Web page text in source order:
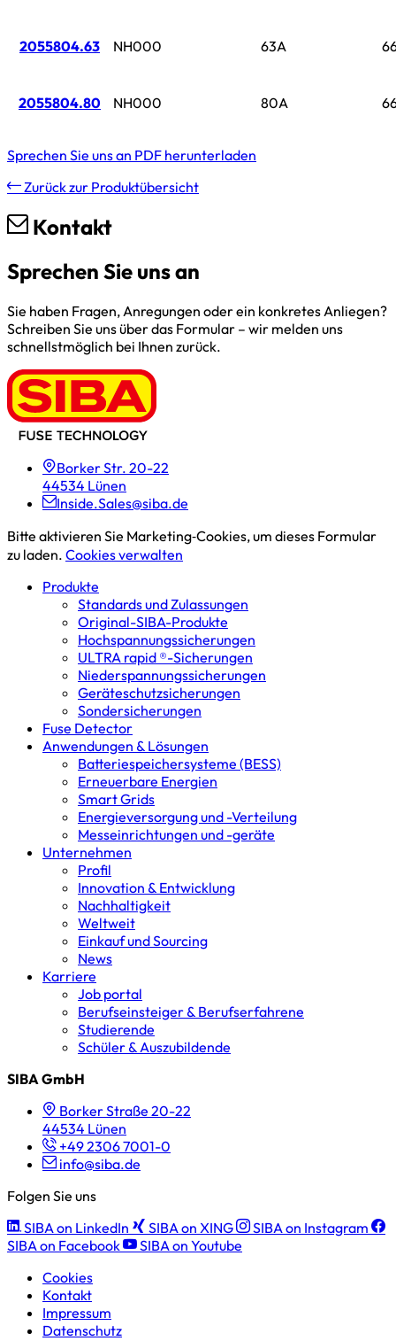
2055804.63 NH000 63A
2055804.80 NH000 80A
Sprechen Sie uns an PDF herunterladen
Zurück zur Produktübersicht
Kontakt
Sprechen Sie uns an
Sie haben Fragen, Anregungen oder ein konkretes Anliegen?
Schreiben Sie uns über das Formular – wir melden uns
schnellstmöglich bei Ihnen zurück.
Borker Str. 20-22
44534 Lünen
Inside.Sales@siba.de
Bitte aktivieren Sie Marketing‑Cookies, um dieses Formular
zu laden. Cookies verwalten
Produkte
Standards und Zulassungen
Original-SIBA-Produkte
Hochspannungs­sicherungen
ULTRA rapid ®-Sicherungen
Niederspannungs­sicherungen
Geräteschutz­sicherungen
Sondersicherungen
Fuse Detector
Anwendungen & Lösungen
Batterie­speicher­systeme (BESS)
Erneuerbare Energien
Smart Grids
Energieversorgung und -Verteilung
Messeinrichtungen und -geräte
Unternehmen
Profil
Innovation & Entwicklung
Nachhaltigkeit
Weltweit
Einkauf und Sourcing
News
Karriere
Job portal
Berufseinsteiger & Berufserfahrene
Studierende
Schüler & Auszubildende
SIBA GmbH
Borker Straße 20-22
44534 Lünen
+49 2306 7001-0
info@siba.de
Folgen Sie uns
SIBA on LinkedIn
SIBA on XING
SIBA on Instagram
SIBA on Facebook
SIBA on Youtube
Cookies
Kontakt
Impressum
Datenschutz